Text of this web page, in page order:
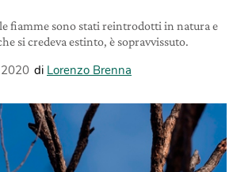
fiamme sono stati reintrodotti in natura e
si credeva estinto, è sopravvissuto.
di Lorenzo Brenna